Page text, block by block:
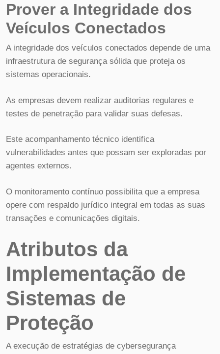
Prover a Integridade dos
Veículos Conectados
A integridade dos veículos conectados depende de uma
infraestrutura de segurança sólida que proteja os
sistemas operacionais.
As empresas devem realizar auditorias regulares e
testes de penetração para validar suas defesas.
Este acompanhamento técnico identifica
vulnerabilidades antes que possam ser exploradas por
agentes externos.
O monitoramento contínuo possibilita que a empresa
opere com respaldo jurídico integral em todas as suas
transações e comunicações digitais.
Atributos da
Implementação de
Sistemas de
Proteção
A execução de estratégias de cybersegurança